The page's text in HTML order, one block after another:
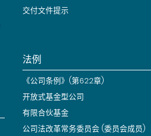
交付文件提示
法例
《公司条例》(第622章)
开放式基金型公司
有限合伙基金
公司法改革常务委员会 (委员会成员)